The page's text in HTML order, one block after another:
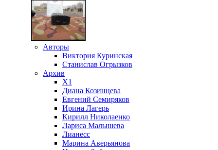
Авторы
Виктория Куринская
Станислав Огрызков
Архив
X1
Диана Козинцева
Евгений Семиряков
Ирина Лагерь
Кирилл Николаенко
Лариса Малышева
Лианесс
Марина Аверьянова